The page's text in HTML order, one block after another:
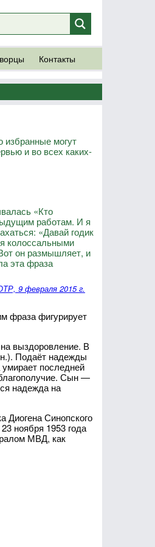
Контакты
избранные могут
и во всех каких-
«Кто
работам. И я
«Давай годик
колоссальными
он размышляет, и
эта фраза
9 февраля 2015 г.
фраза фигурирует
выздоровление. В
Подаёт надежды
последней
Сын —
надежда на
Диогена Синопского
ноября 1953 года
МВД, как